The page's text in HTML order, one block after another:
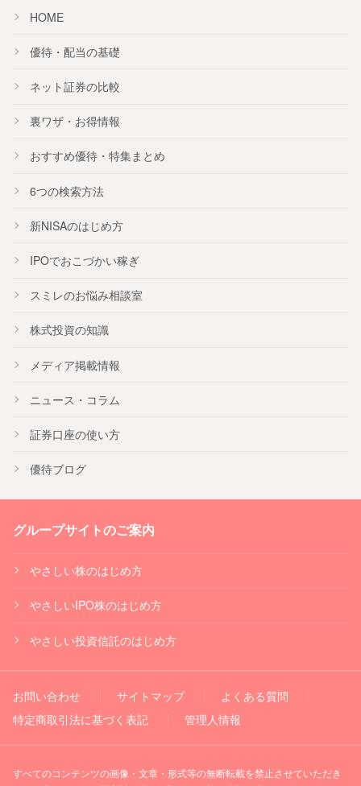
HOME
優待・配当の基礎
ネット証券の比較
裏ワザ・お得情報
おすすめ優待・ 特集まとめ
6つの検索方法
新NISAのはじめ方
IPOでおこづかい稼ぎ
スミレのお悩み相談室
株式投資の知識
メディア掲載情報
ニュース・コラム
証券口座の使い方
優待ブログ
グループサイトのご案内
やさしい株のはじめ方
やさしいIPO株のはじめ方
やさしい投資信託のはじめ方
お問い合わせ サイトマップ
よくある質問
特定商取引法に基づく表記
管理人情報
すべてのコンテンツの画像・文章・形式等の無断転載を禁止させていただき